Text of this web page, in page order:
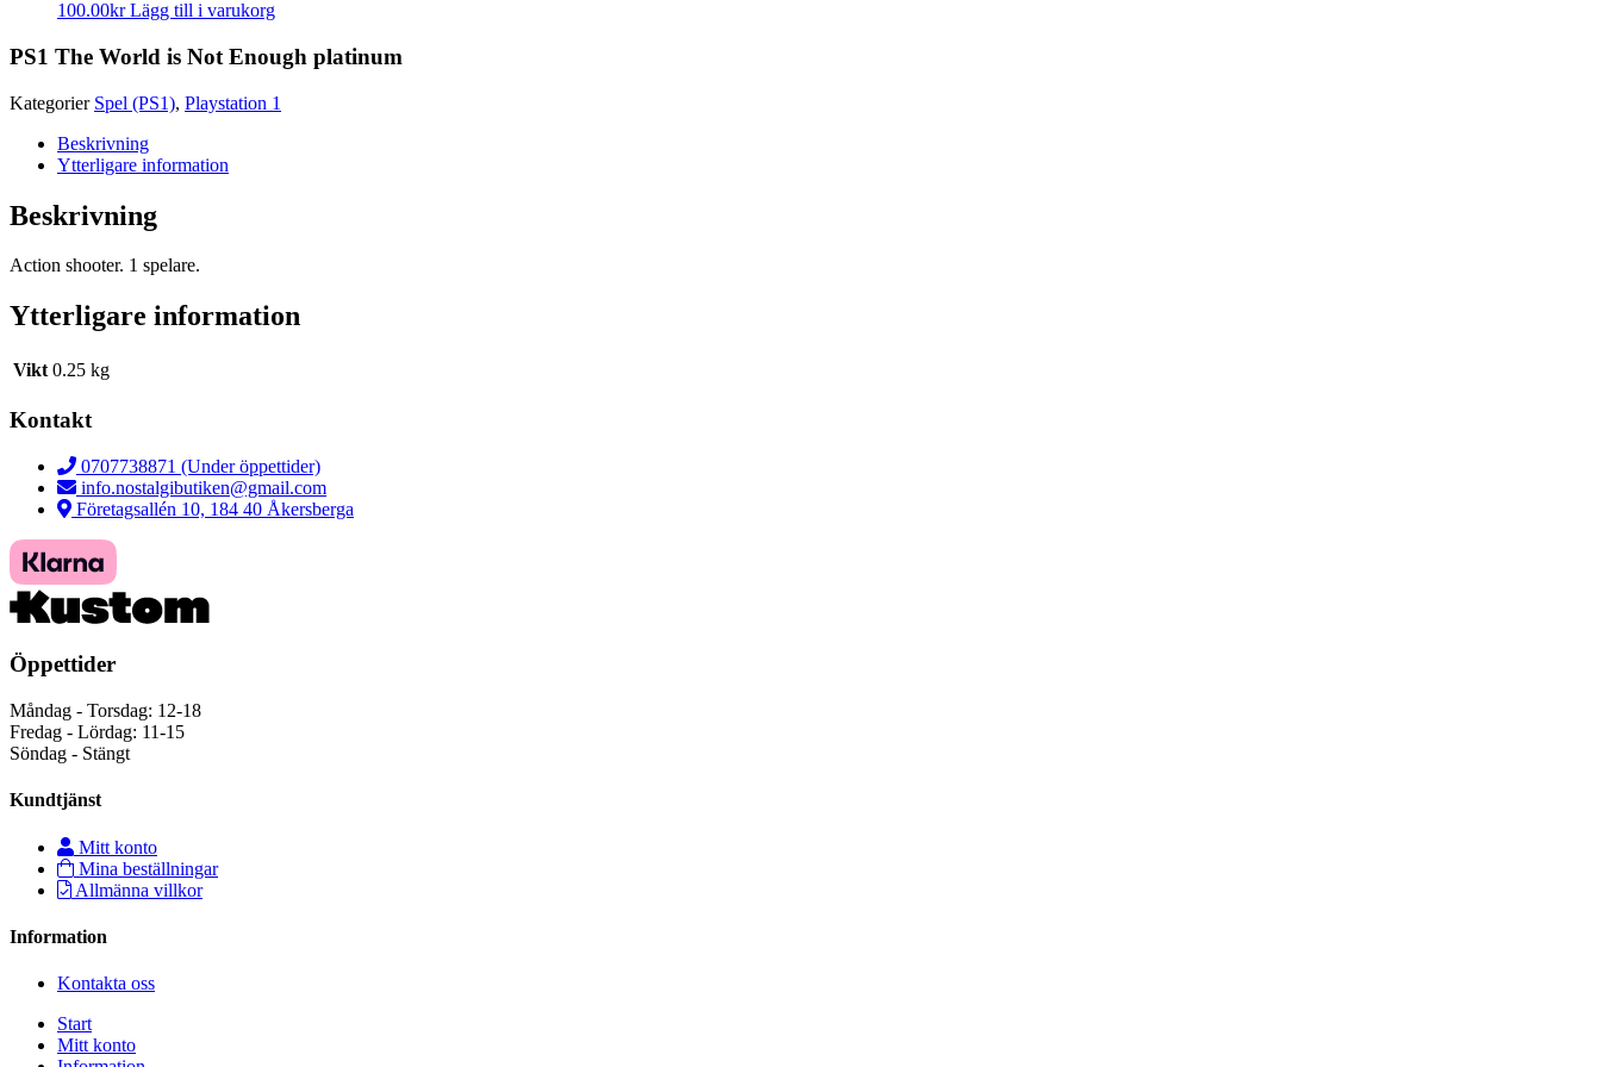
100.00kr Lägg till i varukorg
PS1 The World is Not Enough platinum
Kategorier Spel (PS1), Playstation 1
Beskrivning
Ytterligare information
Beskrivning
Action shooter. 1 spelare.
Ytterligare information
Vikt 0.25 kg
Kontakt
0707738871 (Under öppettider)
info.nostalgibutiken@gmail.com
Företagsallén 10, 184 40 Åkersberga
Öppettider
Måndag - Torsdag: 12-18
Fredag - Lördag: 11-15
Söndag - Stängt
Kundtjänst
Mitt konto
Mina beställningar
Allmänna villkor
Information
Kontakta oss
Start
Mitt konto